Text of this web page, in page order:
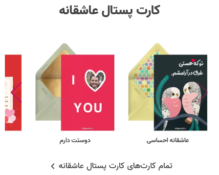
کارت پستال عاشقانه
عاشقانه احساسی دوستت دارم
تمام کارت‌های کارت پستال عاشقانه